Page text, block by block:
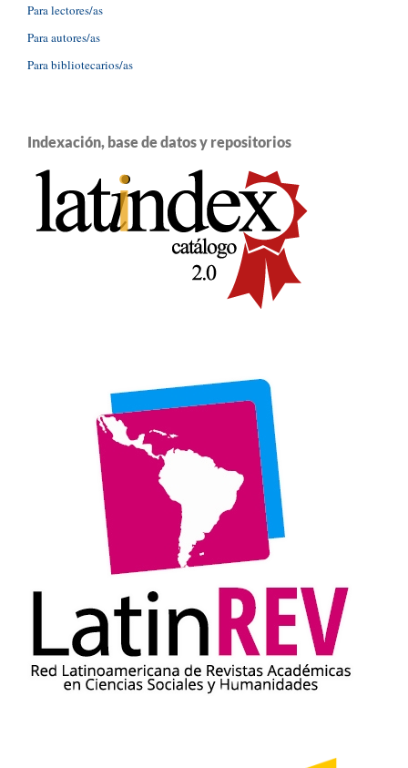
Para lectores/as
Para autores/as
Para bibliotecarios/as
Indexación, base de datos y repositorios